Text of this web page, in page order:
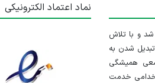
۱۳۹۱/۱/۱۰ راه اندازی شد و با تلاش
شدن به
همیشگی
خدمت
نماد اعتماد الکترونیکی